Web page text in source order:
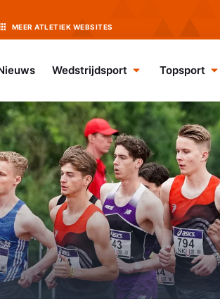
MEER ATLETIEK WEBSITES
Wedstrijdsport Topsport